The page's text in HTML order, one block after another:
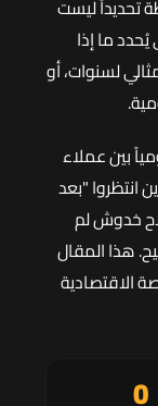
تحديداً ليست
ما إذا
لسنوات، أو
بين عملاء
انتظروا "بعد
خدوش لم
هذا المقال
الاقتصادية
0